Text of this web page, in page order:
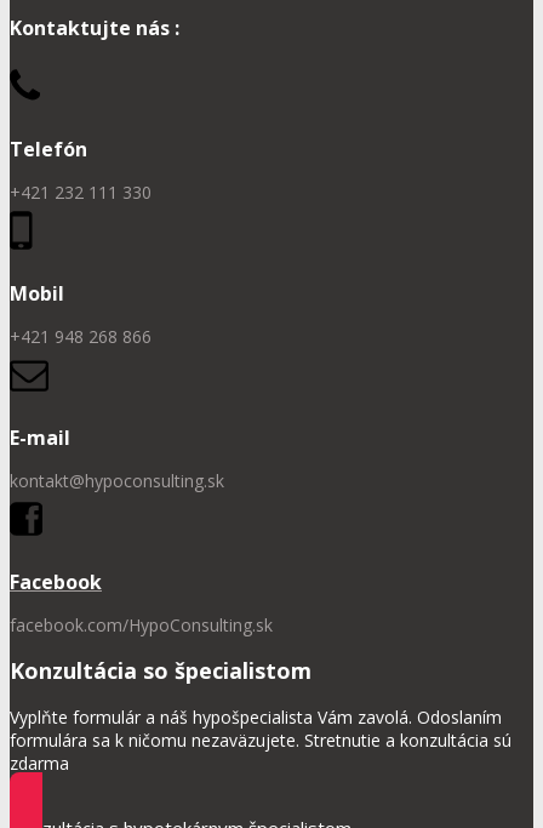
Kontaktujte nás :
Telefón
+421 232 111 330
Mobil
+421 948 268 866
E-mail
kontakt@hypoconsulting.sk
Facebook
facebook.com/HypoConsulting.sk
Konzultácia so špecialistom
Vyplňte formulár a náš hypošpecialista Vám zavolá. Odoslaním
formulára sa k ničomu nezaväzujete. Stretnutie a konzultácia sú
zdarma